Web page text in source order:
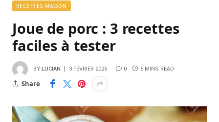
RECETTES MAISON
Joue de porc : 3 recettes
faciles à tester
BY LUCIAN 3 FÉVRIER 2025 0 5 MINS READ
Share